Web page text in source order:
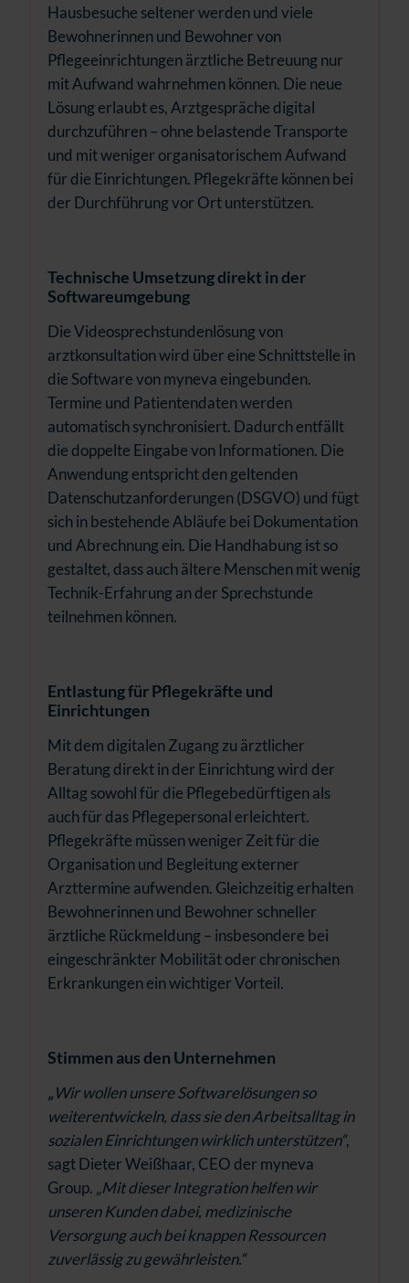
Hausbesuche seltener werden und viele
Bewohnerinnen und Bewohner von
Pflegeeinrichtungen ärztliche Betreuung nur
mit Aufwand wahrnehmen können. Die neue
Lösung erlaubt es, Arztgespräche digital
durchzuführen – ohne belastende Transporte
und mit weniger organisatorischem Aufwand
für die Einrichtungen. Pflegekräfte können bei
der Durchführung vor Ort unterstützen.
Technische Umsetzung direkt in der
Softwareumgebung
Die Videosprechstundenlösung von
arztkonsultation wird über eine Schnittstelle in
die Software von myneva eingebunden.
Termine und Patientendaten werden
automatisch synchronisiert. Dadurch entfällt
die doppelte Eingabe von Informationen. Die
Anwendung entspricht den geltenden
Datenschutzanforderungen (DSGVO) und fügt
sich in bestehende Abläufe bei Dokumentation
und Abrechnung ein. Die Handhabung ist so
gestaltet, dass auch ältere Menschen mit wenig
Technik-Erfahrung an der Sprechstunde
teilnehmen können.
Entlastung für Pflegekräfte und
Einrichtungen
Mit dem digitalen Zugang zu ärztlicher
Beratung direkt in der Einrichtung wird der
Alltag sowohl für die Pflegebedürftigen als
auch für das Pflegepersonal erleichtert.
Pflegekräfte müssen weniger Zeit für die
Organisation und Begleitung externer
Arzttermine aufwenden. Gleichzeitig erhalten
Bewohnerinnen und Bewohner schneller
ärztliche Rückmeldung – insbesondere bei
eingeschränkter Mobilität oder chronischen
Erkrankungen ein wichtiger Vorteil.
Stimmen aus den Unternehmen
„Wir wollen unsere Softwarelösungen so
weiterentwickeln, dass sie den Arbeitsalltag in
sozialen Einrichtungen wirklich unterstützen“,
sagt Dieter Weißhaar, CEO der myneva
Group. „Mit dieser Integration helfen wir
unseren Kunden dabei, medizinische
Versorgung auch bei knappen Ressourcen
zuverlässig zu gewährleisten.“